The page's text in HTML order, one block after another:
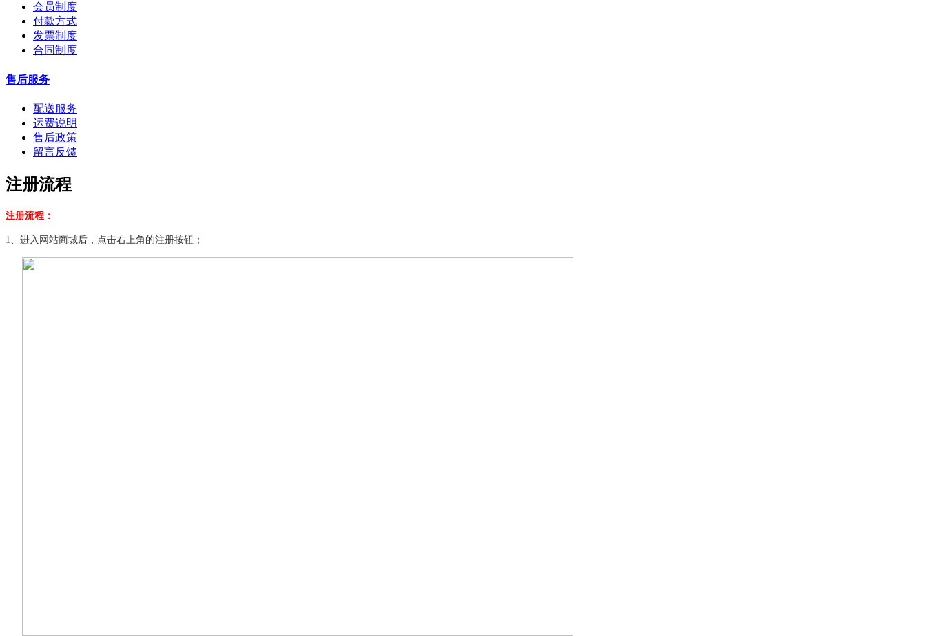
会员制度
付款方式
发票制度
合同制度
售后服务
配送服务
运费说明
售后政策
留言反馈
注册流程
注册流程：
1、进入网站商城后，点击右上角的注册按钮；